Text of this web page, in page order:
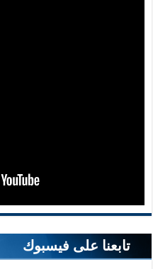
تابعنا على فيسبوك